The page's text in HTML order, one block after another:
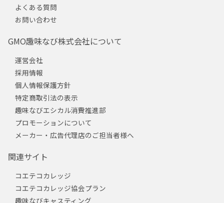
よくある質問
お問い合わせ
GMO趣味なび株式会社について
運営会社
採用情報
個人情報保護方針
特定商取引法の表示
趣味なびエシカル消費推進部
プロモーションについて
メーカー・広告代理店のご担当者様へ
関連サイト
コエテコカレッジ
コエテコカレッジ協会プラン
趣味なびキャスティング